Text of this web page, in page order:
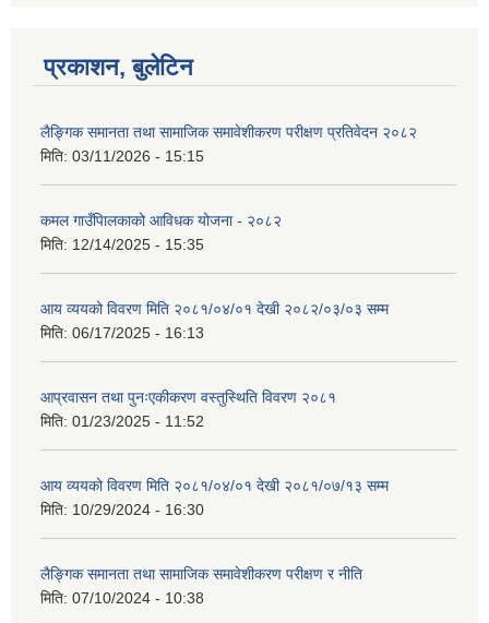
प्रकाशन, बुलेटिन
लैङ्गिक समानता तथा सामाजिक समावेशीकरण परीक्षण प्रतिवेदन २०८२
मिति: 03/11/2026 - 15:15
कमल गाउँपािलकाको आविधक योजना - २०८२
मिति: 12/14/2025 - 15:35
आय व्ययको विवरण मिति २०८१/०४/०१ देखी २०८२/०३/०३ सम्म
मिति: 06/17/2025 - 16:13
आप्रवासन तथा पुनःएकीकरण वस्तुस्थिति विवरण २०८१
मिति: 01/23/2025 - 11:52
आय व्ययको विवरण मिति २०८१/०४/०१ देखी २०८१/०७/१३ सम्म
मिति: 10/29/2024 - 16:30
लैङ्गिक समानता तथा सामाजिक समावेशीकरण परीक्षण र नीति
मिति: 07/10/2024 - 10:38